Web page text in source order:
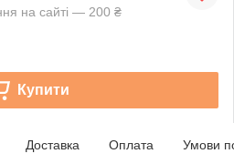
на сайті — 200 ₴
Купити
Доставка Оплата Умови